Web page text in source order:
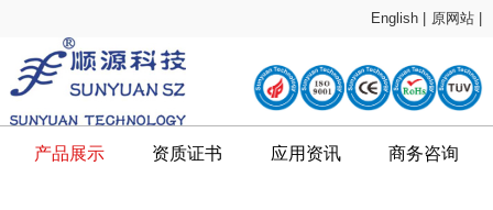
English | 原网站 |
产品展示 资质证书 应用资讯 商务咨询